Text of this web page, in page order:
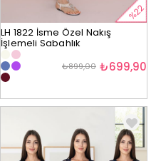
%22
LH 1822 İsme Özel Nakış
İşlemeli Sabahlık
₺699,90
₺899,00